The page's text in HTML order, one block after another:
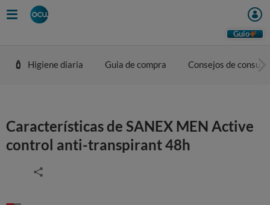
Guio
Higiene diaria Guia de compra Consejos de
Características de SANEX MEN Active
control anti-transpirant 48h